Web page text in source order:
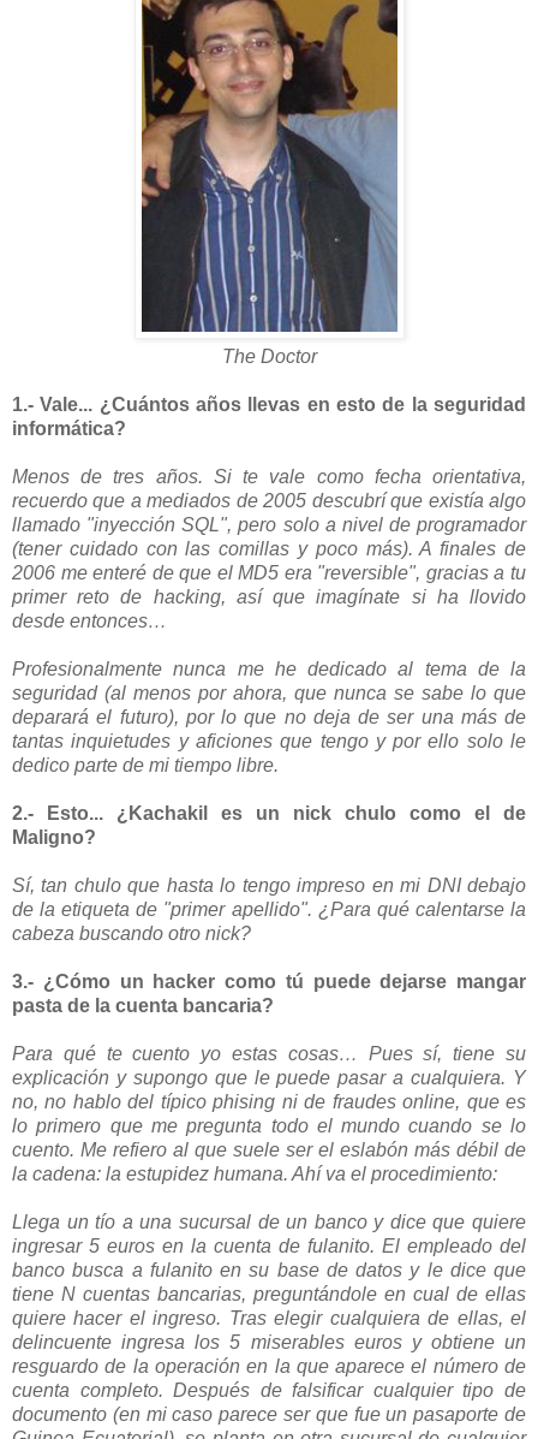
The Doctor
1.- Vale... ¿Cuántos años llevas en esto de la seguridad
informática?
Menos de tres años. Si te vale como fecha orientativa,
recuerdo que a mediados de 2005 descubrí que existía algo
llamado "inyección SQL", pero solo a nivel de programador
(tener cuidado con las comillas y poco más). A finales de
2006 me enteré de que el MD5 era "reversible", gracias a tu
primer reto de hacking, así que imagínate si ha llovido
desde entonces…
Profesionalmente nunca me he dedicado al tema de la
seguridad (al menos por ahora, que nunca se sabe lo que
deparará el futuro), por lo que no deja de ser una más de
tantas inquietudes y aficiones que tengo y por ello solo le
dedico parte de mi tiempo libre.
2.- Esto... ¿Kachakil es un nick chulo como el de
Maligno?
Sí, tan chulo que hasta lo tengo impreso en mi DNI debajo
de la etiqueta de "primer apellido". ¿Para qué calentarse la
cabeza buscando otro nick?
3.- ¿Cómo un hacker como tú puede dejarse mangar
pasta de la cuenta bancaria?
Para qué te cuento yo estas cosas… Pues sí, tiene su
explicación y supongo que le puede pasar a cualquiera. Y
no, no hablo del típico phising ni de fraudes online, que es
lo primero que me pregunta todo el mundo cuando se lo
cuento. Me refiero al que suele ser el eslabón más débil de
la cadena: la estupidez humana. Ahí va el procedimiento:
Llega un tío a una sucursal de un banco y dice que quiere
ingresar 5 euros en la cuenta de fulanito. El empleado del
banco busca a fulanito en su base de datos y le dice que
tiene N cuentas bancarias, preguntándole en cual de ellas
quiere hacer el ingreso. Tras elegir cualquiera de ellas, el
delincuente ingresa los 5 miserables euros y obtiene un
resguardo de la operación en la que aparece el número de
cuenta completo. Después de falsificar cualquier tipo de
documento (en mi caso parece ser que fue un pasaporte de